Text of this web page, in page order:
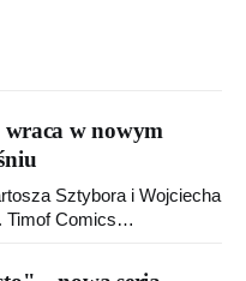
wraca w nowym
Sztybora i Wojciecha
Timof Comics
się w 2015 roku.